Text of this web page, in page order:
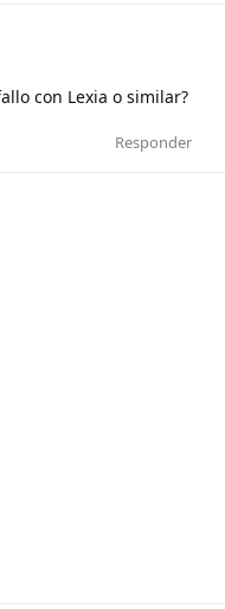
con Lexia o similar?
Responder